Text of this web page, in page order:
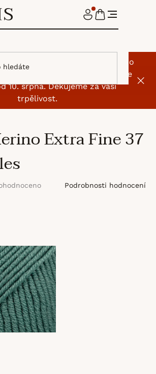
na chvíli odskočili od klubíček. Do
dovolenou, objednávky začneme
10. srpna. Děkujeme za vaši
trpělivost.
NÁKUPNÍ
KOŠÍK
Extra Fine 37
Podrobnosti hodnocení